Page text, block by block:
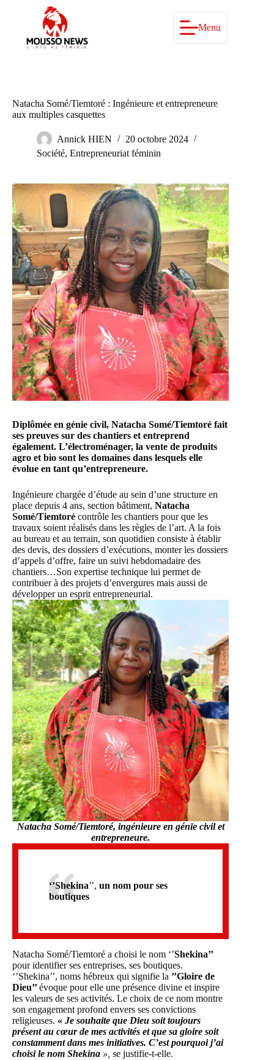
Menu
Natacha Somé/Tiemtoré : Ingénieure et entrepreneure
aux multiples casquettes
Annick HIEN
20 octobre 2024
Société, Entrepreneuriat féminin
Diplômée en génie civil, Natacha Somé/Tiemtoré fait
ses preuves sur des chantiers et entreprend
également. L’électroménager, la vente de produits
agro et bio sont les domaines dans lesquels elle
évolue en tant qu’entrepreneure.
Ingénieure chargée d’étude au sein d’une structure en
place depuis 4 ans, section bâtiment, Natacha
Somé/Tiemtoré contrôle les chantiers pour que les
travaux soient réalisés dans les règles de l’art. A la fois
au bureau et au terrain, son quotidien consiste à établir
des devis, des dossiers d’exécutions, monter les dossiers
d’appels d’offre, faire un suivi hebdomadaire des
chantiers…Son expertise technique lui permet de
contribuer à des projets d’envergures mais aussi de
développer un esprit entrepreneurial.
Natacha Somé/Tiemtoré, ingénieure en génie civil et
entrepreneure.
‘’Shekina’’, un nom pour ses
boutiques
Natacha Somé/Tiemtoré a choisi le nom ‘’Shekina’’
pour identifier ses entreprises, ses boutiques.
‘’Shekina’’, noms hébreux qui signifie la ’’Gloire de
Dieu’’évoque pour elle une présence divine et inspire
les valeurs de ses activités. Le choix de ce nom montre
son engagement profond envers ses convictions
religieuses. « Je souhaite que Dieu soit toujours
présent au cœur de mes activités et que sa gloire soit
constamment dans mes initiatives. C’est pourquoi j’ai
choisi le nom Shekina », se justifie-t-elle.